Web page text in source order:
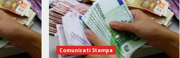
Comunicati Stampa